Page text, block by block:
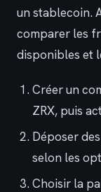
un stablecoin.
comparer les
disponibles et
Créer un
ZRX, puis
Déposer
selon les
Choisir la